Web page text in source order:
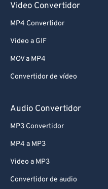
Video Convertidor
MP4 Convertidor
Video a GIF
MOV a MP4
Convertidor de vídeo
Audio Convertidor
MP3 Convertidor
MP4 a MP3
Video a MP3
Convertidor de audio